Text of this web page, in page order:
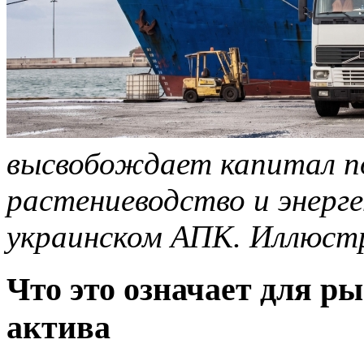
высвобождает капитал
растениеводство и
украинском АПК.
Что это означает для
актива